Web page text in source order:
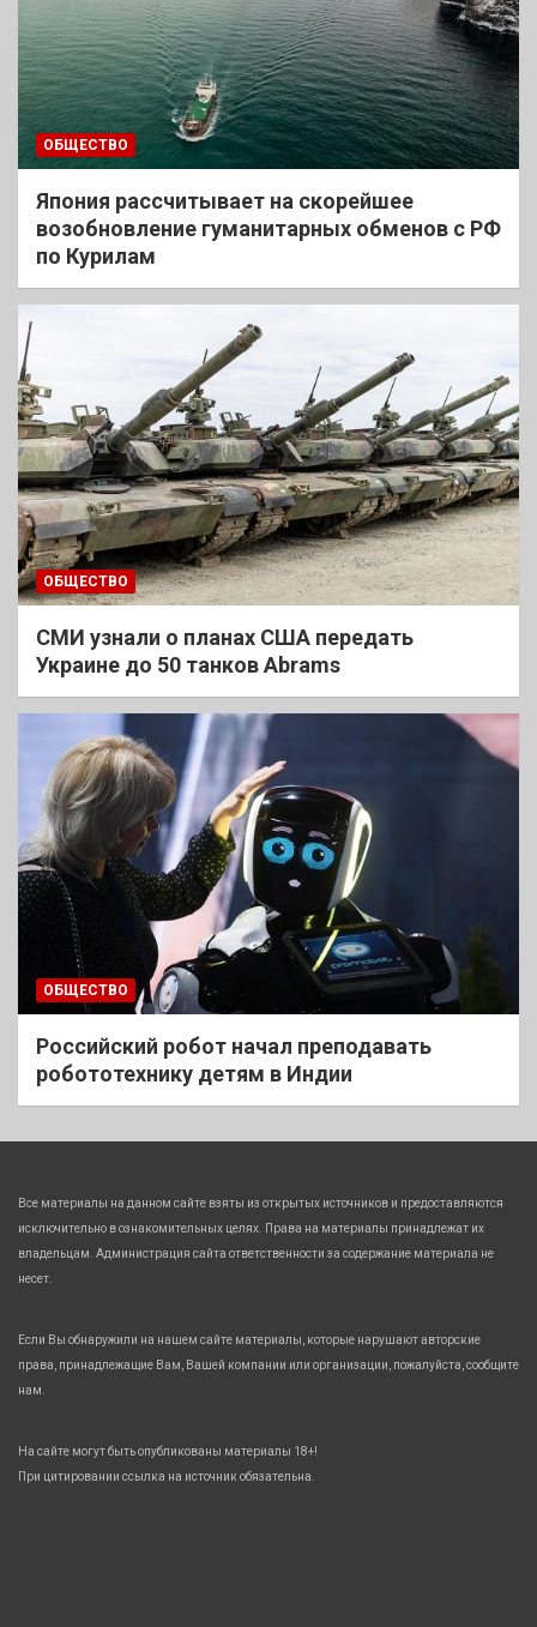
ОБЩЕСТВО
Япония рассчитывает на скорейшее
возобновление гуманитарных обменов с РФ
по Курилам
ОБЩЕСТВО
СМИ узнали о планах США передать
Украине до 50 танков Abrams
ОБЩЕСТВО
Российский робот начал преподавать
робототехнику детям в Индии
Все материалы на данном сайте взяты из открытых источников и предоставляются
исключительно в ознакомительных целях. Права на материалы принадлежат их
владельцам. Администрация сайта ответственности за содержание материала не
несет.
Если Вы обнаружили на нашем сайте материалы, которые нарушают авторские
права, принадлежащие Вам, Вашей компании или организации, пожалуйста, сообщите
нам.
На сайте могут быть опубликованы материалы 18+!
При цитировании ссылка на источник обязательна.